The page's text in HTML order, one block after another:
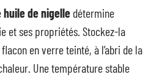
huile de nigelle détermine
et ses propriétés. Stockez-la
en verre teinté, à l’abri de la
Une température stable